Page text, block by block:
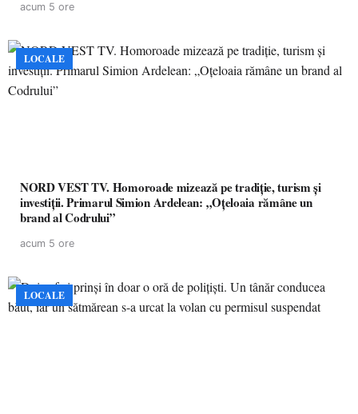
acum 5 ore
LOCALE
NORD VEST TV. Homoroade mizează pe tradiție, turism și
investiții. Primarul Simion Ardelean: „Oțeloaia rămâne un
brand al Codrului”
acum 5 ore
LOCALE